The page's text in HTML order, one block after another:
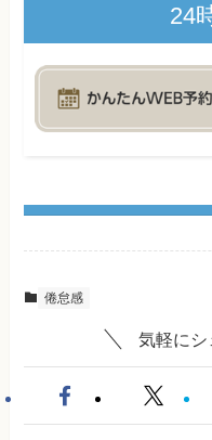
24
倦怠感
気軽にシ